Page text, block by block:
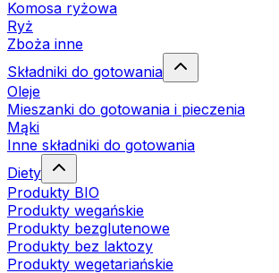
Komosa ryżowa
Ryż
Zboża inne
Składniki do gotowania
Oleje
Mieszanki do gotowania i pieczenia
Mąki
Inne składniki do gotowania
Diety
Produkty BIO
Produkty wegańskie
Produkty bezglutenowe
Produkty bez laktozy
Produkty wegetariańskie